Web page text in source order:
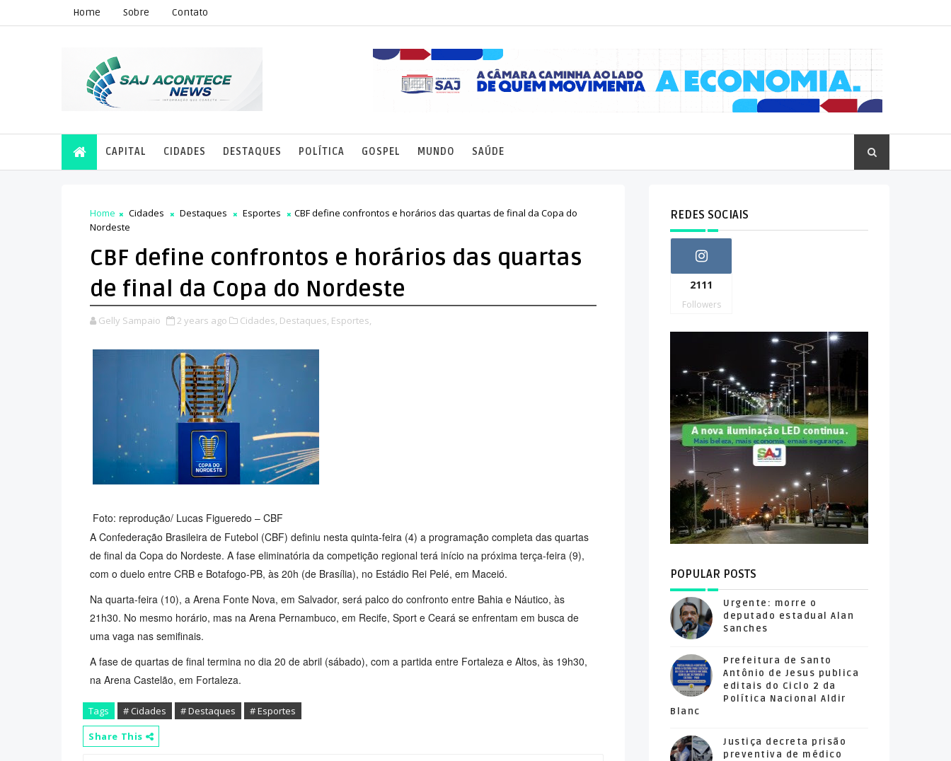
Home Sobre Contato
CAPITAL CIDADES DESTAQUES POLÍTICA GOSPEL MUNDO SAÚDE
Home Cidades Destaques Esportes
CBF define confrontos e horários das quartas de final da Copa do
Nordeste
CBF define confrontos e horários das quartas
de final da Copa do Nordeste
Gelly Sampaio 2 years ago Cidades, Destaques, Esportes,
Foto: reprodução/ Lucas Figueredo – CBF
A Confederação Brasileira de Futebol (CBF) definiu nesta quinta-feira (4) a programação completa das quartas
de final da Copa do Nordeste. A fase eliminatória da competição regional terá início na próxima terça-feira (9),
com o duelo entre CRB e Botafogo-PB, às 20h (de Brasília), no Estádio Rei Pelé, em Maceió.
Na quarta-feira (10), a Arena Fonte Nova, em Salvador, será palco do confronto entre Bahia e Náutico, às
21h30. No mesmo horário, mas na Arena Pernambuco, em Recife, Sport e Ceará se enfrentam em busca de
uma vaga nas semifinais.
A fase de quartas de final termina no dia 20 de abril (sábado), com a partida entre Fortaleza e Altos, às 19h30,
na Arena Castelão, em Fortaleza.
Tags # Cidades # Destaques
# Esportes
Share This
REDES SOCIAIS
2111
Followers
POPULAR POSTS
Urgente: morre o
deputado estadual Alan
Sanches
Prefeitura de Santo
Antônio de Jesus publica
editais do Ciclo 2 da
Política Nacional Aldir
Blanc
Justiça decreta prisão
preventiva de médico